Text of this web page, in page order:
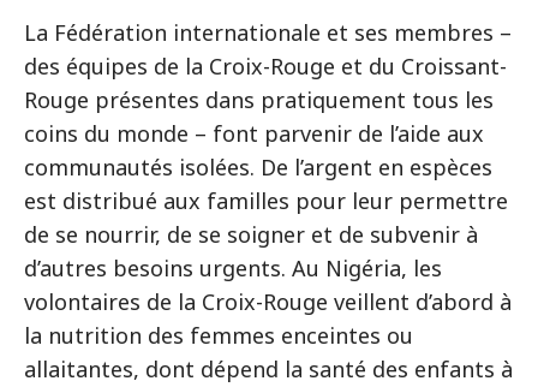
La Fédération internationale et ses membres –
des équipes de la Croix-Rouge et du Croissant-
Rouge présentes dans pratiquement tous les
coins du monde – font parvenir de l’aide aux
communautés isolées. De l’argent en espèces
est distribué aux familles pour leur permettre
de se nourrir, de se soigner et de subvenir à
d’autres besoins urgents. Au Nigéria, les
volontaires de la Croix-Rouge veillent d’abord à
la nutrition des femmes enceintes ou
allaitantes, dont dépend la santé des enfants à